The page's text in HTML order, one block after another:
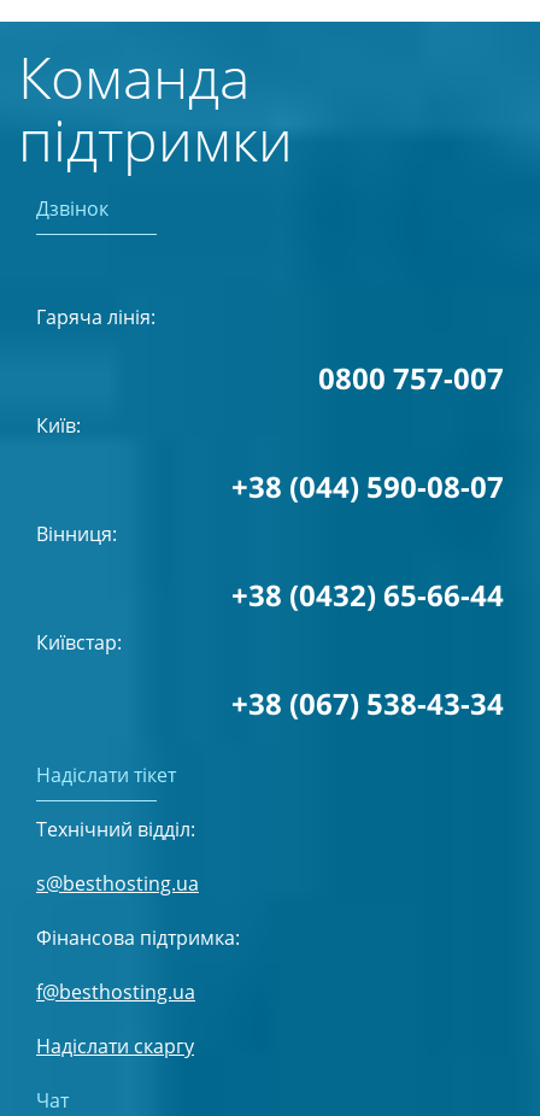
Команда
підтримки
Дзвінок
Гаряча лінія:
0800 757-007
Київ:
+38 (044) 590-08-07
Вінниця:
+38 (0432) 65-66-44
Київстар:
+38 (067) 538-43-34
Надіслати тікет
Технічний відділ:
s@besthosting.ua
Фінансова підтримка:
f@besthosting.ua
Надіслати скаргу
Чат